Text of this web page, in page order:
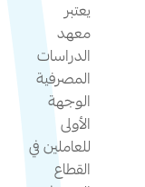
يعتبر
معهد
الدراسات
المصرفية
الوجهة
الأولى
للعاملين في
القطاع